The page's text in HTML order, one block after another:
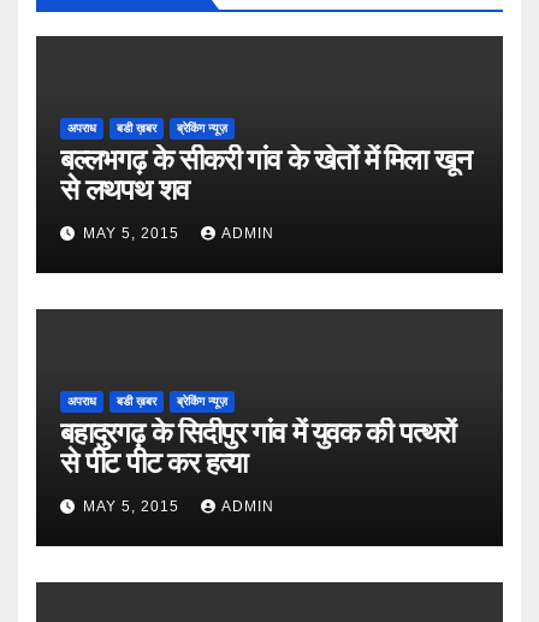
अपराध बडी ख़बर ब्रेकिंग न्यूज़
बल्लभगढ़ के सीकरी गांव के खेतों में मिला खून
से लथपथ शव
MAY 5, 2015 ADMIN
अपराध बडी ख़बर ब्रेकिंग न्यूज़
बहादुरगढ़ के सिदीपुर गांव में युवक की पत्थरों
से पीट पीट कर हत्या
MAY 5, 2015 ADMIN